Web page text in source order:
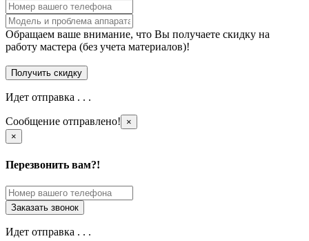
Обращаем ваше внимание, что Вы получаете скидку на
работу мастера (без учета материалов)!
Идет отправка . . .
Сообщение отправлено!
×
×
Перезвонить вам?!
Идет отправка . . .